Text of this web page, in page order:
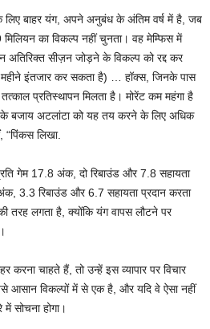
बाहर यंग, अपने अनुबंध के अंतिम वर्ष में है, जब
का विकल्प नहीं चुनता। वह मेम्फिस में
अतिरिक्त सीज़न जोड़ने के विकल्प को रद्द कर
इंतजार कर सकता है) … हॉक्स, जिनके पास
प्रतिस्थापन मिलता है। मोरेंट कम महंगा है
बजाय अटलांटा को यह तय करने के लिए अधिक
“पिंकस लिखा.
गेम 17.8 अंक, दो रिबाउंड और 7.8 सहायता
3.3 रिबाउंड और 6.7 सहायता प्रदान करता
तरह लगता है, क्योंकि यंग वापस लौटने पर
करना चाहते हैं, तो उन्हें इस व्यापार पर विचार
आसान विकल्पों में से एक है, और यदि वे ऐसा नहीं
सोचना होगा।